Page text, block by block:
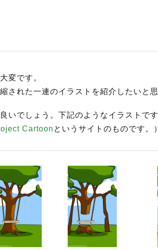
変です。
された一連のイラストを紹介したいと思
いでしょう。下記のようなイラストです
Cartoon というサイトのものです。）